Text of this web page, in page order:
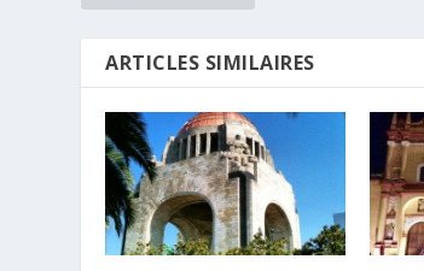
ARTICLES SIMILAIRES